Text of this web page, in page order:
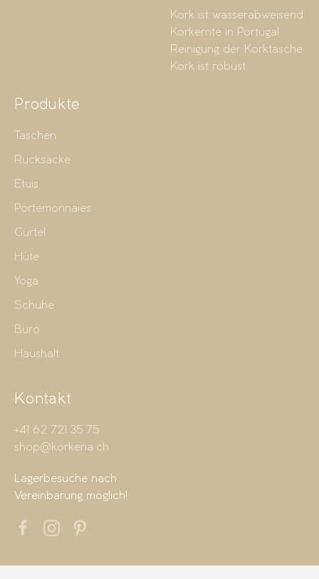
Kork ist wasserabweisend
Korkernte in Portugal
Reinigung der Korktasche
Kork ist robust
Produkte
Taschen
Rucksäcke
Etuis
Portemonnaies
Gürtel
Hüte
Yoga
Schuhe
Büro
Haushalt
Kontakt
+41 62 721 35 75
shop@korkeria.ch
Lagerbesuche nach
Vereinbarung möglich!